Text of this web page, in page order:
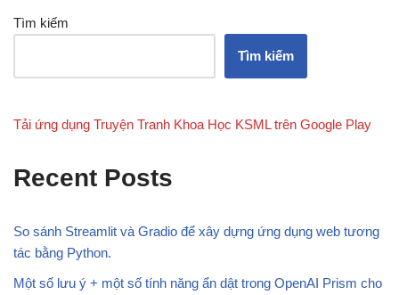
Tìm kiếm
Tìm kiếm
Tải ứng dụng Truyện Tranh Khoa Học KSML trên Google Play
Recent Posts
So sánh Streamlit và Gradio để xây dựng ứng dụng web tương
tác bằng Python.
Một số lưu ý + một số tính năng ẩn dật trong OpenAI Prism cho